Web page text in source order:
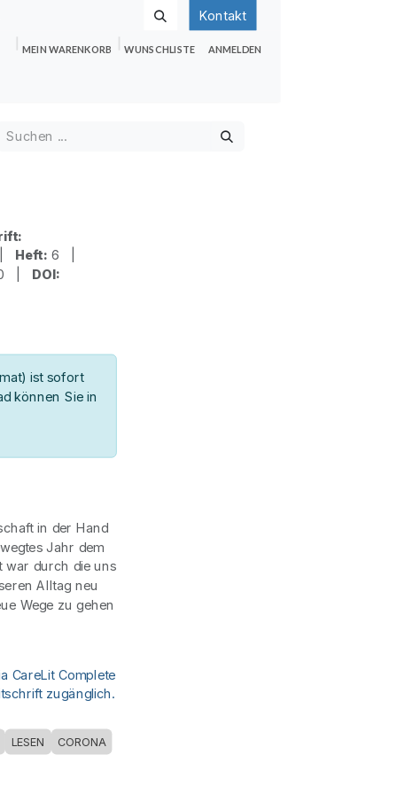
Kontakt
MEIN WARENKORB WUNSCHLISTE ANMELDEN
Heft: 6 |
| DOI:
ist sofort
können Sie in
in der Hand
Jahr dem
war durch die uns
Alltag neu
Wege zu gehen
CareLit Complete
zugänglich.
LESEN CORONA